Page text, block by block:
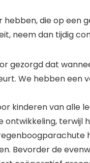
die op een
neem dan tijdig
gezorgd dat
We hebben
kinderen van
Bevorder de